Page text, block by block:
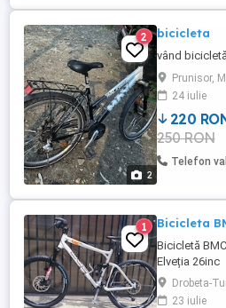
2
2 bicicleta
vând
Prunisor,
24 iulie
220
250 RON
Telefon
1 Bicicleta
Bicicletă
Elveția 26inc
Drobeta-
23 iulie